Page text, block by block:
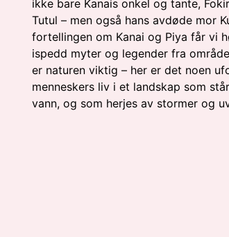
ikke bare Kanais onkel og tante,
Tutul – men også hans avdøde mor
fortellingen om Kanai og Piya får vi
ispedd myter og legender fra
er naturen viktig – her er det noen
menneskers liv i et landskap som
vann, og som herjes av stormer og